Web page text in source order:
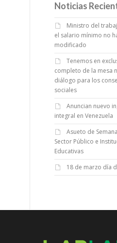
Noticias
Ministro del
el salario mínimo no
modificado
Tenemos en
completo de la mesa
diálogo para los
sociales
Anuncian nuevo
integral en Venezuela
Asueto de
Sector Público e
Educativas
18 de marzo día